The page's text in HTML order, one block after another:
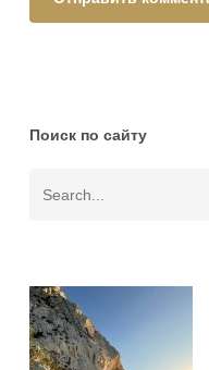
Поиск по сайту